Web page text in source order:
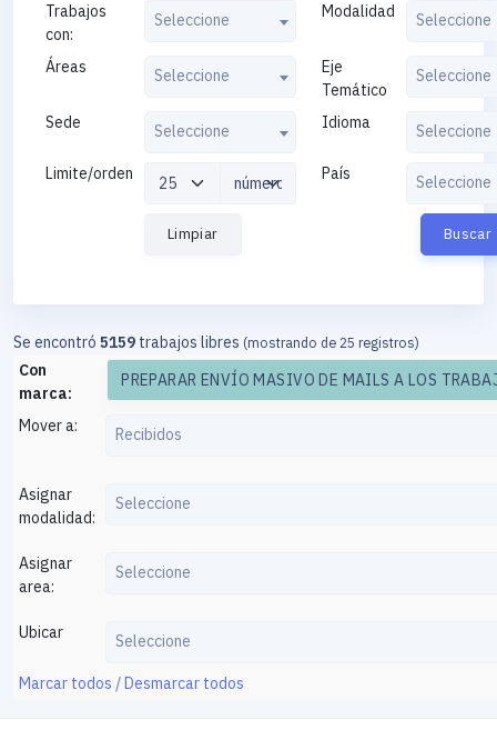
Trabajos
con:
Seleccione Modalidad Seleccione
Áreas Seleccione
Eje
Temático
Seleccione
Sede Seleccione Idioma Seleccione
Limite/orden País Seleccione
Limpiar Buscar
Se encontró 5159 trabajos libres (mostrando de 25 registros)
Con
marca:
Mover a:
Recibidos
Asignar
modalidad:
Seleccione
Asignar
area:
Seleccione
Ubicar Seleccione
Marcar todos / Desmarcar todos